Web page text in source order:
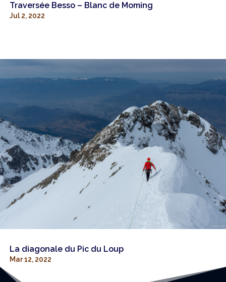
Traversée Besso – Blanc de Moming
Jul 2, 2022
La diagonale du Pic du Loup
Mar 12, 2022